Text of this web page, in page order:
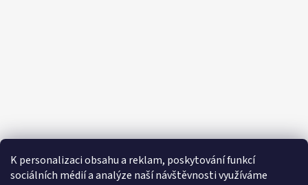
K personalizaci obsahu a reklam, poskytování funkcí
sociálních médií a analýze naší návštěvnosti využíváme